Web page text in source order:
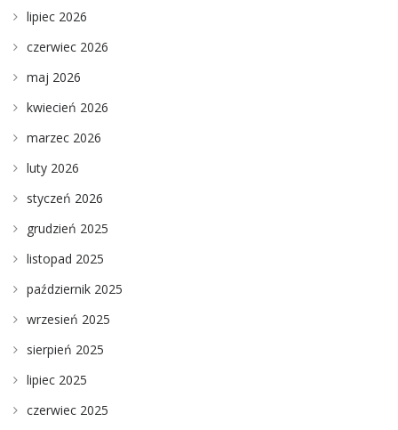
lipiec 2026
czerwiec 2026
maj 2026
kwiecień 2026
marzec 2026
luty 2026
styczeń 2026
grudzień 2025
listopad 2025
październik 2025
wrzesień 2025
sierpień 2025
lipiec 2025
czerwiec 2025